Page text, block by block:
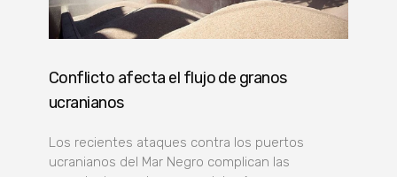
Conflicto afecta el flujo de granos
ucranianos
Los recientes ataques contra los puertos
ucranianos del Mar Negro complican las